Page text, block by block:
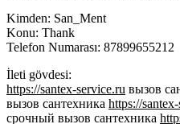
Kimden: San_Ment
Konu: Thank
Telefon Numarası: 87899655212
İleti gövdesi:
https://santex-service.ru вызов
вызов сантехника https://
срочный вызов сантехника